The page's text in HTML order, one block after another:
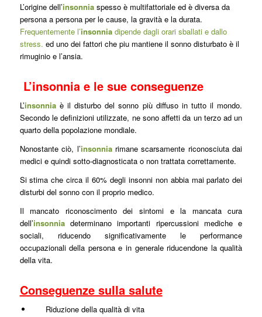
L’origine dell’insonniaspesso è multifattoriale ed è diversa da
persona a persona per le cause, la gravità e la durata.
Frequentemente l’insonniadipende dagli orari sballati e dallo
stress. ed uno dei fattori che piu mantiene il sonno disturbato è il
rimuginio e l’ansia.
L’insonnia e le sue conseguenze
L’insonniaè il disturbo del sonno più diffuso in tutto il mondo.
Secondo le definizioni utilizzate, ne sono affetti da un terzo ad un
quarto della popolazione mondiale.
Nonostante ciò, l’insonniarimane scarsamente riconosciuta dai
medici e quindi sotto-diagnosticata o non trattata correttamente.
Si stima che circa il 60% degli insonni non abbia mai parlato dei
disturbi del sonno con il proprio medico.
Il mancato riconoscimento dei sintomi e la mancata cura
dell’insonniadeterminano importanti ripercussioni mediche e
sociali, riducendo significativamente le performance
occupazionali della persona e in generale riducendone la qualità
della vita.
Conseguenze sulla salute
Riduzione della qualità di vita